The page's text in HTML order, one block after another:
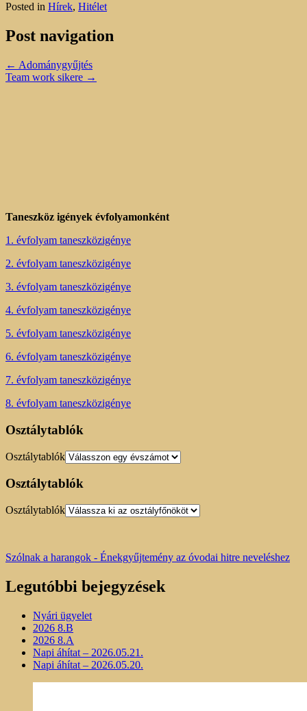
Posted in Hírek, Hitélet
Post navigation
← Adománygyűjtés
Team work sikere →
Taneszköz igények évfolyamonként
1. évfolyam taneszközigénye
2. évfolyam taneszközigénye
3. évfolyam taneszközigénye
4. évfolyam taneszközigénye
5. évfolyam taneszközigénye
6. évfolyam taneszközigénye
7. évfolyam taneszközigénye
8. évfolyam taneszközigénye
Osztálytablók
Osztálytablók
Osztálytablók
Osztálytablók
Szólnak a harangok - Énekgyűjtemény az óvodai hitre neveléshez
Legutóbbi bejegyzések
Nyári ügyelet
2026 8.B
2026 8.A
Napi áhítat – 2026.05.21.
Napi áhítat – 2026.05.20.